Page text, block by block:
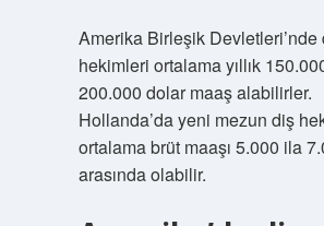
Amerika Birleşik Devletleri’nde
hekimleri ortalama yıllık
200.000 dolar maaş alabilirler.
Hollanda’da yeni mezun diş
ortalama brüt maaşı 5.000 ila
arasında olabilir.